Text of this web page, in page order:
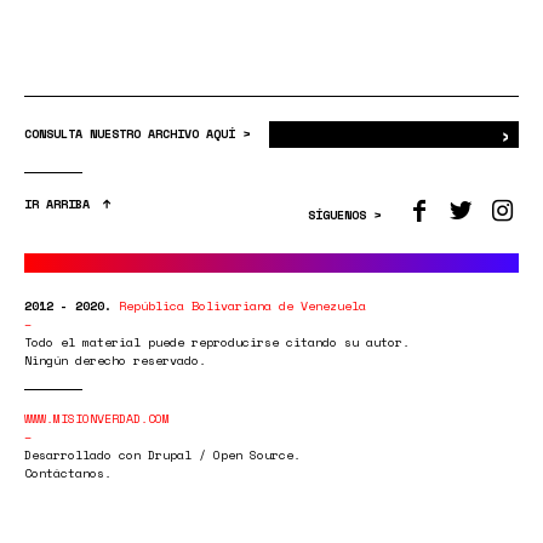
CONSULTA NUESTRO ARCHIVO AQUÍ > ›
IR ARRIBA
SÍGUENOS >
2012 - 2020. República Bolivariana de Venezuela
Todo el material puede reproducirse citando su autor.
Ningún derecho reservado.
WWW.MISIONVERDAD.COM
Desarrollado con Drupal / Open Source.
Contáctanos.